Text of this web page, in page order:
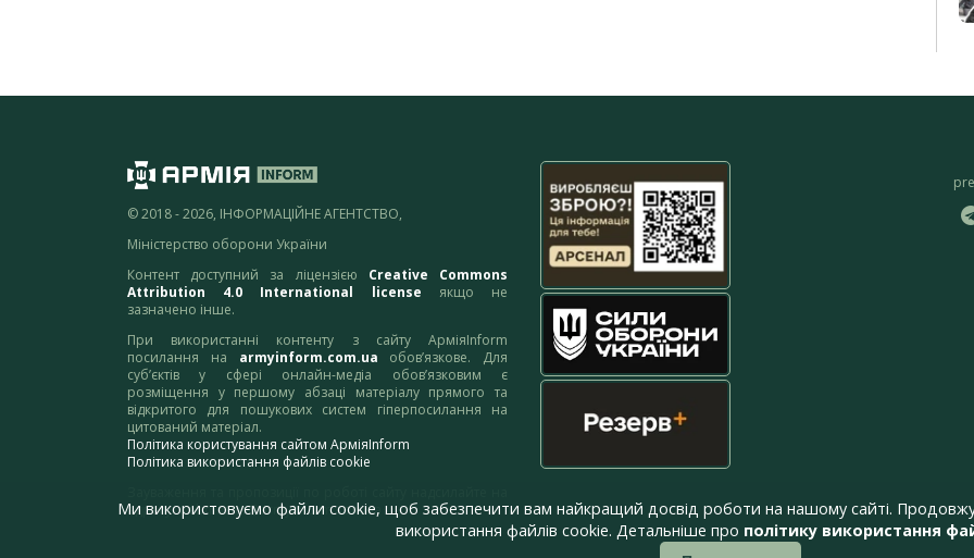
© 2018 - 2026, ІНФОРМАЦІЙНЕ АГЕНТСТВО,
Міністерство оборони України
Контент доступний за ліцензією Creative Commons
Attribution 4.0 International license якщо не
зазначено інше.
При використанні контенту з сайту АрміяInform
посилання на armyinform.com.ua обов’язкове. Для
суб’єктів у сфері онлайн-медіа обов’язковим є
розміщення у першому абзаці матеріалу прямого та
відкритого для пошукових систем гіперпосилання на
цитований матеріал.
Політика користування сайтом АрміяInform
Політика використання файлів cookie
адресу:webmaster@armyinform.com.ua
Ми використовуємо файли cookie, щоб забезпечити вам найкращий досвід роботи на нашому сайті.
використання файлів cookie. Детальніше про політику використання